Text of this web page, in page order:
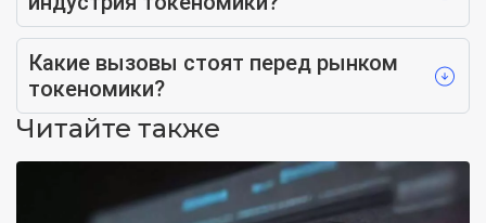
Какие вызовы стоят перед рынком
токеномики?
Читайте также